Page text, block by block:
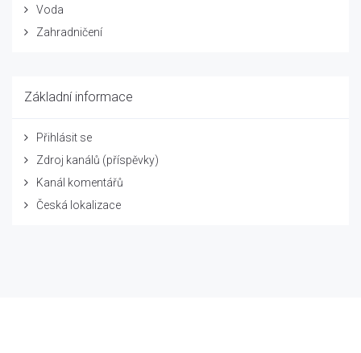
Voda
Zahradničení
Základní informace
Přihlásit se
Zdroj kanálů (příspěvky)
Kanál komentářů
Česká lokalizace